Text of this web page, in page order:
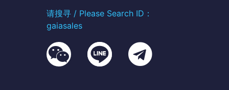
请搜寻 / Please Search ID：
gaiasales